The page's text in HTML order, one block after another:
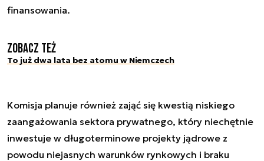
finansowania.
Zobacz też
To już dwa lata bez atomu w Niemczech
Komisja planuje również zająć się kwestią niskiego
zaangażowania sektora prywatnego, który niechętnie
inwestuje w długoterminowe projekty jądrowe z
powodu niejasnych warunków rynkowych i braku